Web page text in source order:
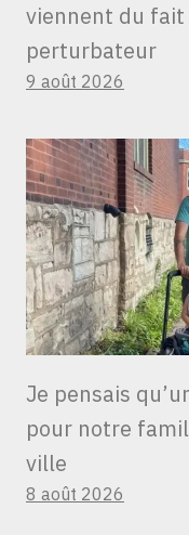
viennent du fait
perturbateur
9 août 2026
Je pensais
pour notre
ville
8 août 2026